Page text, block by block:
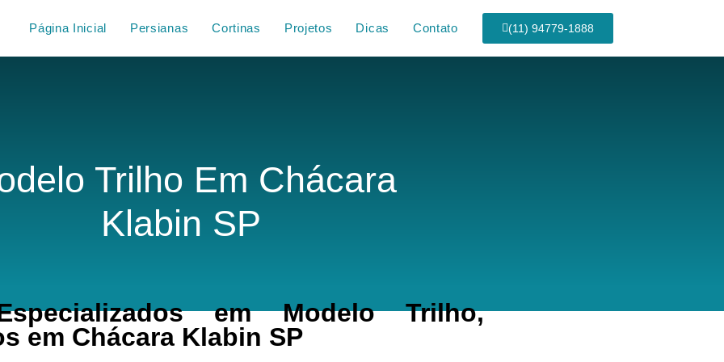
Página Inicial Persianas Cortinas Projetos Dicas Contato (11) 94779-1888
Trilho Em Chácara
Klabin SP
em Modelo Trilho,
em Chácara Klabin SP